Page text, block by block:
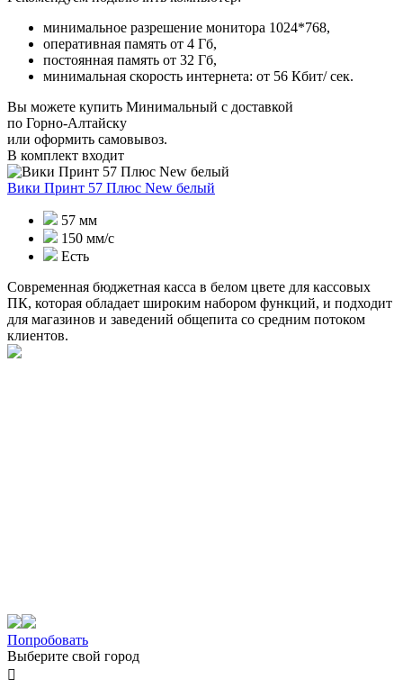
минимальное разрешение монитора 1024*768,
оперативная память от 4 Гб,
постоянная память от 32 Гб,
минимальная скорость интернета: от 56 Кбит/ сек.
Вы можете купить Минимальный с доставкой
по Горно-Алтайску
или оформить самовывоз.
В комплект входит
Вики Принт 57 Плюс New белый
57 мм
150 мм/с
Есть
Современная бюджетная касса в белом цвете для кассовых
ПК, которая обладает широким набором функций, и подходит
для магазинов и заведений общепита со средним потоком
клиентов.
Попробовать
Выберите свой город
